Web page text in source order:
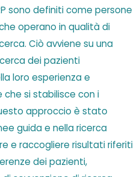
sono definiti come persone
operano in qualità di
Ciò avviene su una
dei pazienti
loro esperienza e
che si stabilisce con i
approccio è stato
guida e nella ricerca
e raccogliere risultati riferiti
dei pazienti,